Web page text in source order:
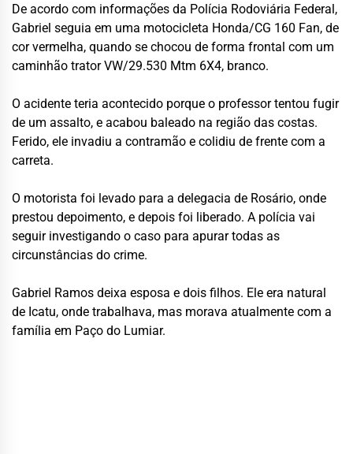
De acordo com informações da Polícia Rodoviária Federal,
Gabriel seguia em uma motocicleta Honda/CG 160 Fan, de
cor vermelha, quando se chocou de forma frontal com um
caminhão trator VW/29.530 Mtm 6X4, branco.
O acidente teria acontecido porque o professor tentou fugir
de um assalto, e acabou baleado na região das costas.
Ferido, ele invadiu a contramão e colidiu de frente com a
carreta.
O motorista foi levado para a delegacia de Rosário, onde
prestou depoimento, e depois foi liberado. A polícia vai
seguir investigando o caso para apurar todas as
circunstâncias do crime.
Gabriel Ramos deixa esposa e dois filhos. Ele era natural
de Icatu, onde trabalhava, mas morava atualmente com a
família em Paço do Lumiar.